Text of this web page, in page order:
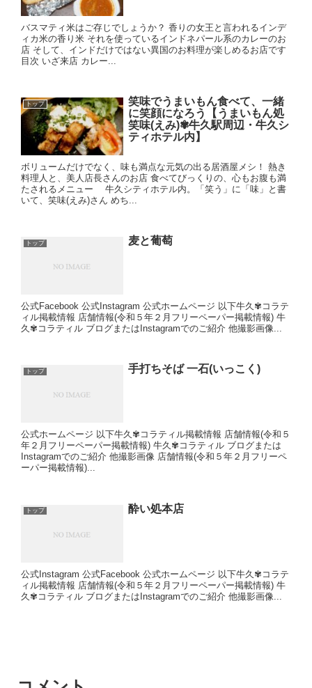
バスマティ米はご存じでしょうか？ 香りの女王と言われるインデ
ィカ米の香り米 それを使っているインドネパール系のカレーのお
店 そして、インドだけではない異国のお料理が楽しめるお店です
目次 いざ来店 カレー...
トップ
笑味でうまいもん食べて、一緒
に笑顔になろう【うまいもん処
笑味(えみ)✾牛久駅周辺・牛久シ
ティホテル内】
ボリュームだけでなく、味も満点な元気の出る居酒屋メシ！ 熱き
料理人と、美人店長さんのお店 食べてびっくりの、心もお腹も満
たされるメニュー 牛久シティホテル内。「笑う」に「味」と書
いて、笑味(えみ)さん めち...
トップ 麦と葡萄
公式Facebook 公式Instagram 公式ホームページ 以下牛久✾コラテ
ィル掲載情報 店舗情報(令和５年２月フリーペーパー掲載情報) 牛
久✾コラティル ブログまたはInstagramでのご紹介 他撮影画像...
トップ 手打ちそば 一石(いっこく)
公式ホームページ 以下牛久✾コラティル掲載情報 店舗情報(令和５
年２月フリーペーパー掲載情報) 牛久✾コラティル ブログまたは
Instagramでのご紹介 他撮影画像 店舗情報(令和５年２月フリーペ
ーパー掲載情報)...
トップ 酔い処本店
公式Instagram 公式Facebook 公式ホームページ 以下牛久✾コラテ
ィル掲載情報 店舗情報(令和５年２月フリーペーパー掲載情報) 牛
久✾コラティル ブログまたはInstagramでのご紹介 他撮影画像...